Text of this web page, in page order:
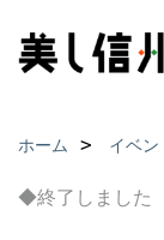
ホーム イベン
◆終了しました